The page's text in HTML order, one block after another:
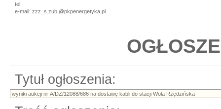
tel:
e-mail: zzz_s.zub.@pkpenergetyka.pl
Tytuł ogłoszenia: